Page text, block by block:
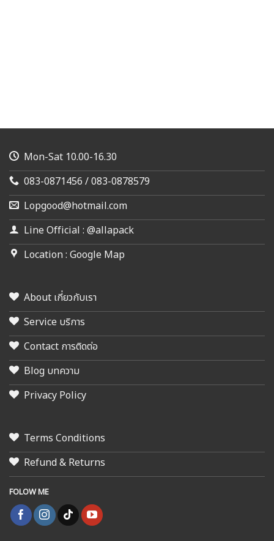
Mon-Sat 10.00-16.30
083-0871456 / 083-0878579
Lopgood@hotmail.com
Line Official : @allapack
Location : Google Map
About เกี่ยวกับเรา
Service บริการ
Contact การติดต่อ
Blog บทความ
Privacy Policy
Terms Conditions
Refund & Returns
FOLOW ME